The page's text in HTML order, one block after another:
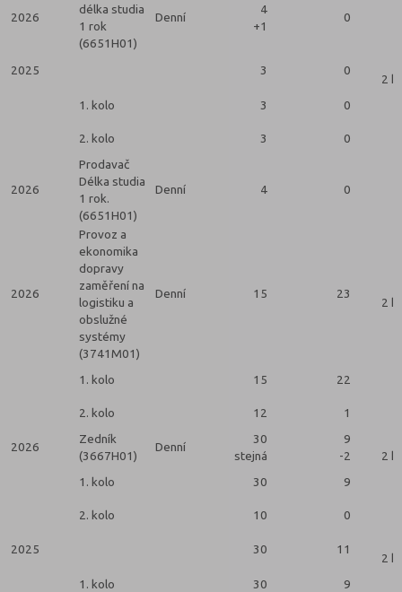
2026
délka studia
1 rok
(6651H01)
Denní
4
+1
0
2025 3 0
2
1. kolo
3 0
2. kolo 3 0
2026
Prodavač
Délka studia
1 rok.
(6651H01)
Denní 4 0
2026
Provoz a
ekonomika
dopravy
zaměření na
logistiku a
obslužné
systémy
(3741M01)
Denní 15 23
2
1. kolo 15 22
2. kolo 12 1
2026
Zedník
(3667H01)
Denní
30
stejná
9
-2
2
1. kolo
30 9
2. kolo 10 0
2025 30 11
2
1. kolo
30 9